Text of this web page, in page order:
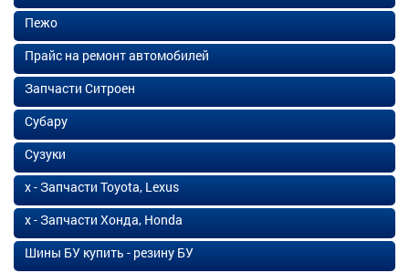
Пежо
Прайс на ремонт автомобилей
Запчасти Ситроен
Субару
Сузуки
х - Запчасти Toyota, Lexus
х - Запчасти Хонда, Honda
Шины БУ купить - резину БУ